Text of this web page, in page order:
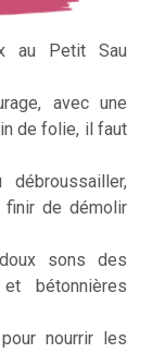
au Petit Sau
avec une
de folie, il faut
finir de démolir
sons des
et bétonnières
nourrir les